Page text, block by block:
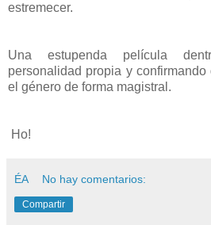
estremecer.
Una estupenda película
personalidad propia y
el género de forma magistral.
Ho!
ÉA No hay comentarios:
Compartir